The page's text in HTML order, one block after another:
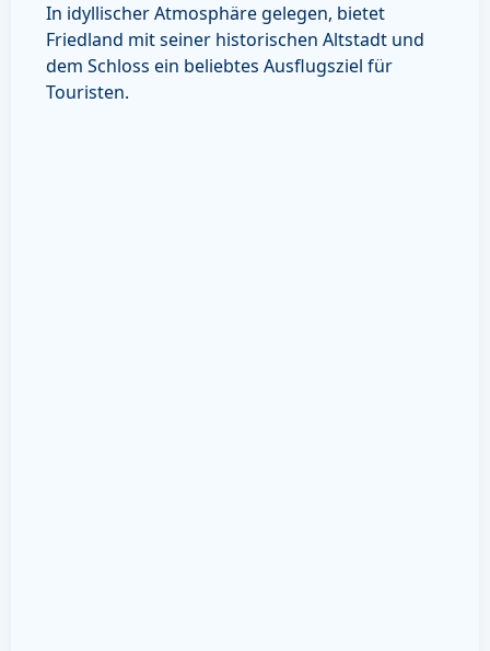
In idyllischer Atmosphäre gelegen, bietet
Friedland mit seiner historischen Altstadt und
dem Schloss ein beliebtes Ausflugsziel für
Touristen.